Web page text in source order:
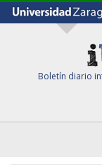
Boletín diario